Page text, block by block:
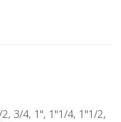
3/4, 1", 1"1/4, 1"1/2,